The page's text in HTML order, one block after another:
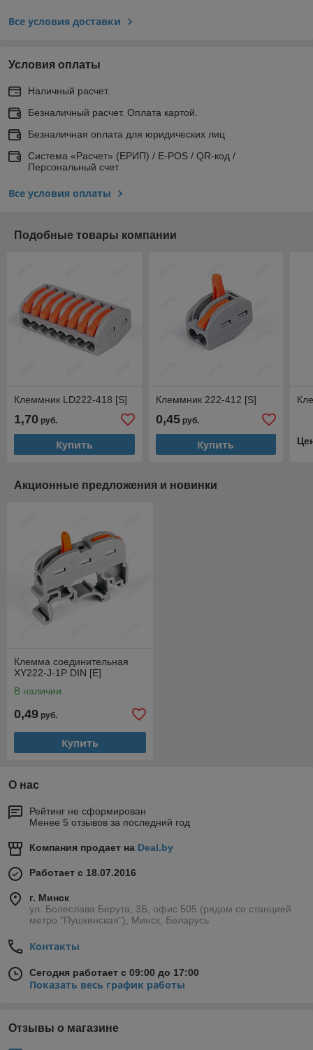
Все условия доставки
Условия оплаты
Наличный расчет.
Безналичный расчет. Оплата картой.
Безналичная оплата для юридических лиц
Система «Расчет» (ЕРИП) / E-POS / QR-код /
Персональный счет
Все условия оплаты
Подобные товары компании
Клеммник LD222-418 [S]
1,70 руб.
Купить
Клеммник 222-412 [S]
0,45руб.
Купить
Акционные предложения и новинки
Клемма соединительная
XY222-J-1P DIN [E]
В наличии
0,49 руб.
Купить
О нас
Рейтинг не сформирован
Менее 5 отзывов за последний год
Компания продает на Deal.by
Работает с 18.07.2016
г. Минск
ул. Болеслава Берута, 3Б, офис 505 (рядом со станцией
метро "Пушкинская"), Минск, Беларусь
Контакты
Сегодня работает с 09:00 до 17:00
Показать весь график работы
Отзывы о магазине